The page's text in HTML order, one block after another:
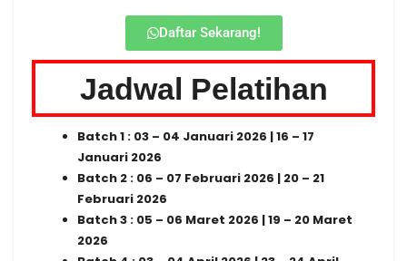
Daftar Sekarang!
Jadwal Pelatihan
Batch 1 : 03 – 04 Januari 2026 | 16 – 17
Januari 2026
Batch 2 : 06 – 07 Februari 2026 | 20 – 21
Februari 2026
Batch 3 : 05 – 06 Maret 2026 | 19 – 20 Maret
2026